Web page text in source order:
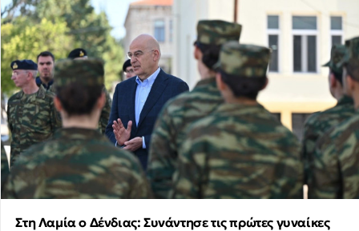
Στη Λαμία ο Δένδιας: Συνάντησε τις πρώτες γυναίκες